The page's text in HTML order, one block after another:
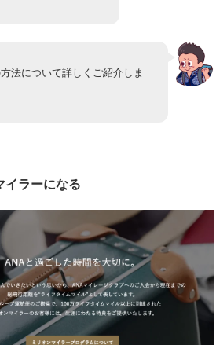
法について詳しくご紹介しま
イラーになる